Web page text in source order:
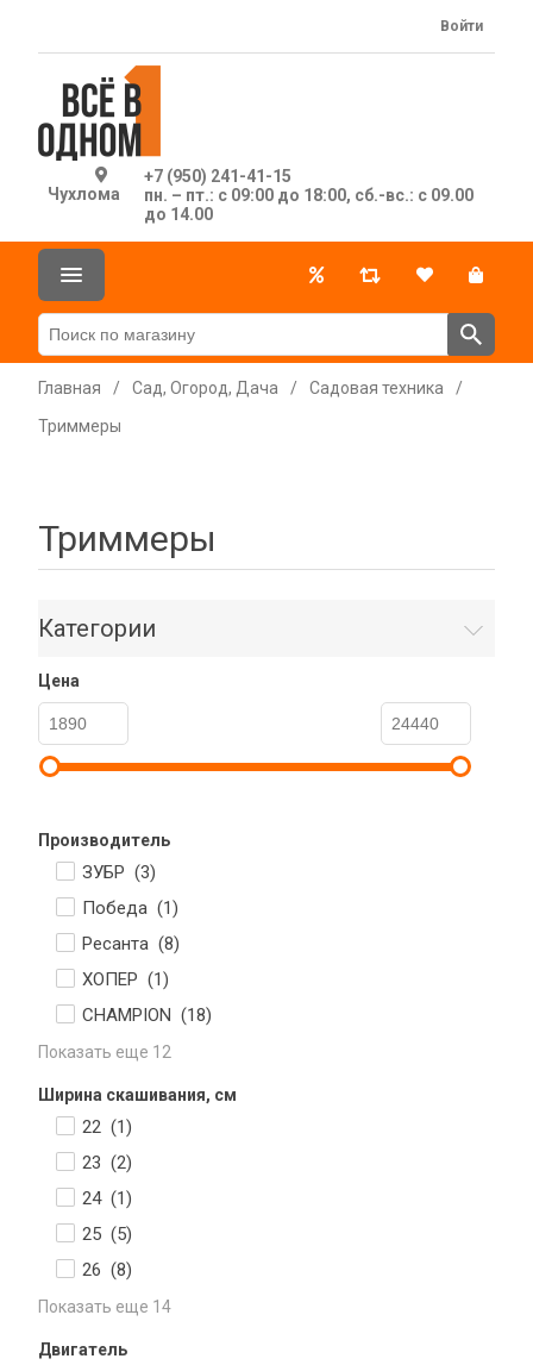
Чухлома
+7 (950) 241-41-15
пн. – пт.: с 09:00 до 18:00, сб.-вс.: с 09.00
до 14.00
Войти
Главная / Сад, Огород, Дача / Садовая техника
/
Триммеры
Триммеры
Категории
Цена
Производитель
ЗУБР (3)
Победа (1)
Ресанта (8)
ХОПЕР (1)
CHAMPION (18)
Показать еще 12
Ширина скашивания, см
22 (1)
23 (2)
24 (1)
25 (5)
26 (8)
Показать еще 14
Двигатель